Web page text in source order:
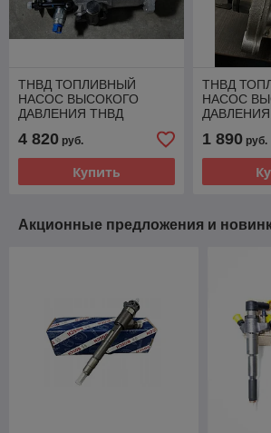
ТНВД ТОПЛИВНЫЙ
НАСОС ВЫСОКОГО
ДАВЛЕНИЯ ТНВД
V3239F592T-3 PERKINS
4 820 руб.
Купить
ТНВД
НАСОС
ДАВЛЕНИЯ
3.0
1 890руб.
Акционные предложения и